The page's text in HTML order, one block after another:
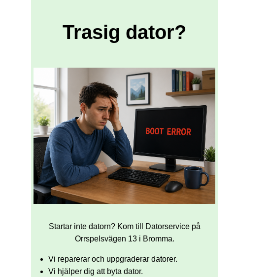
Trasig dator?
Startar inte datorn? Kom till Datorservice på
Orrspelsvägen 13 i Bromma.
Vi reparerar och uppgraderar datorer.
Vi hjälper dig att byta dator.